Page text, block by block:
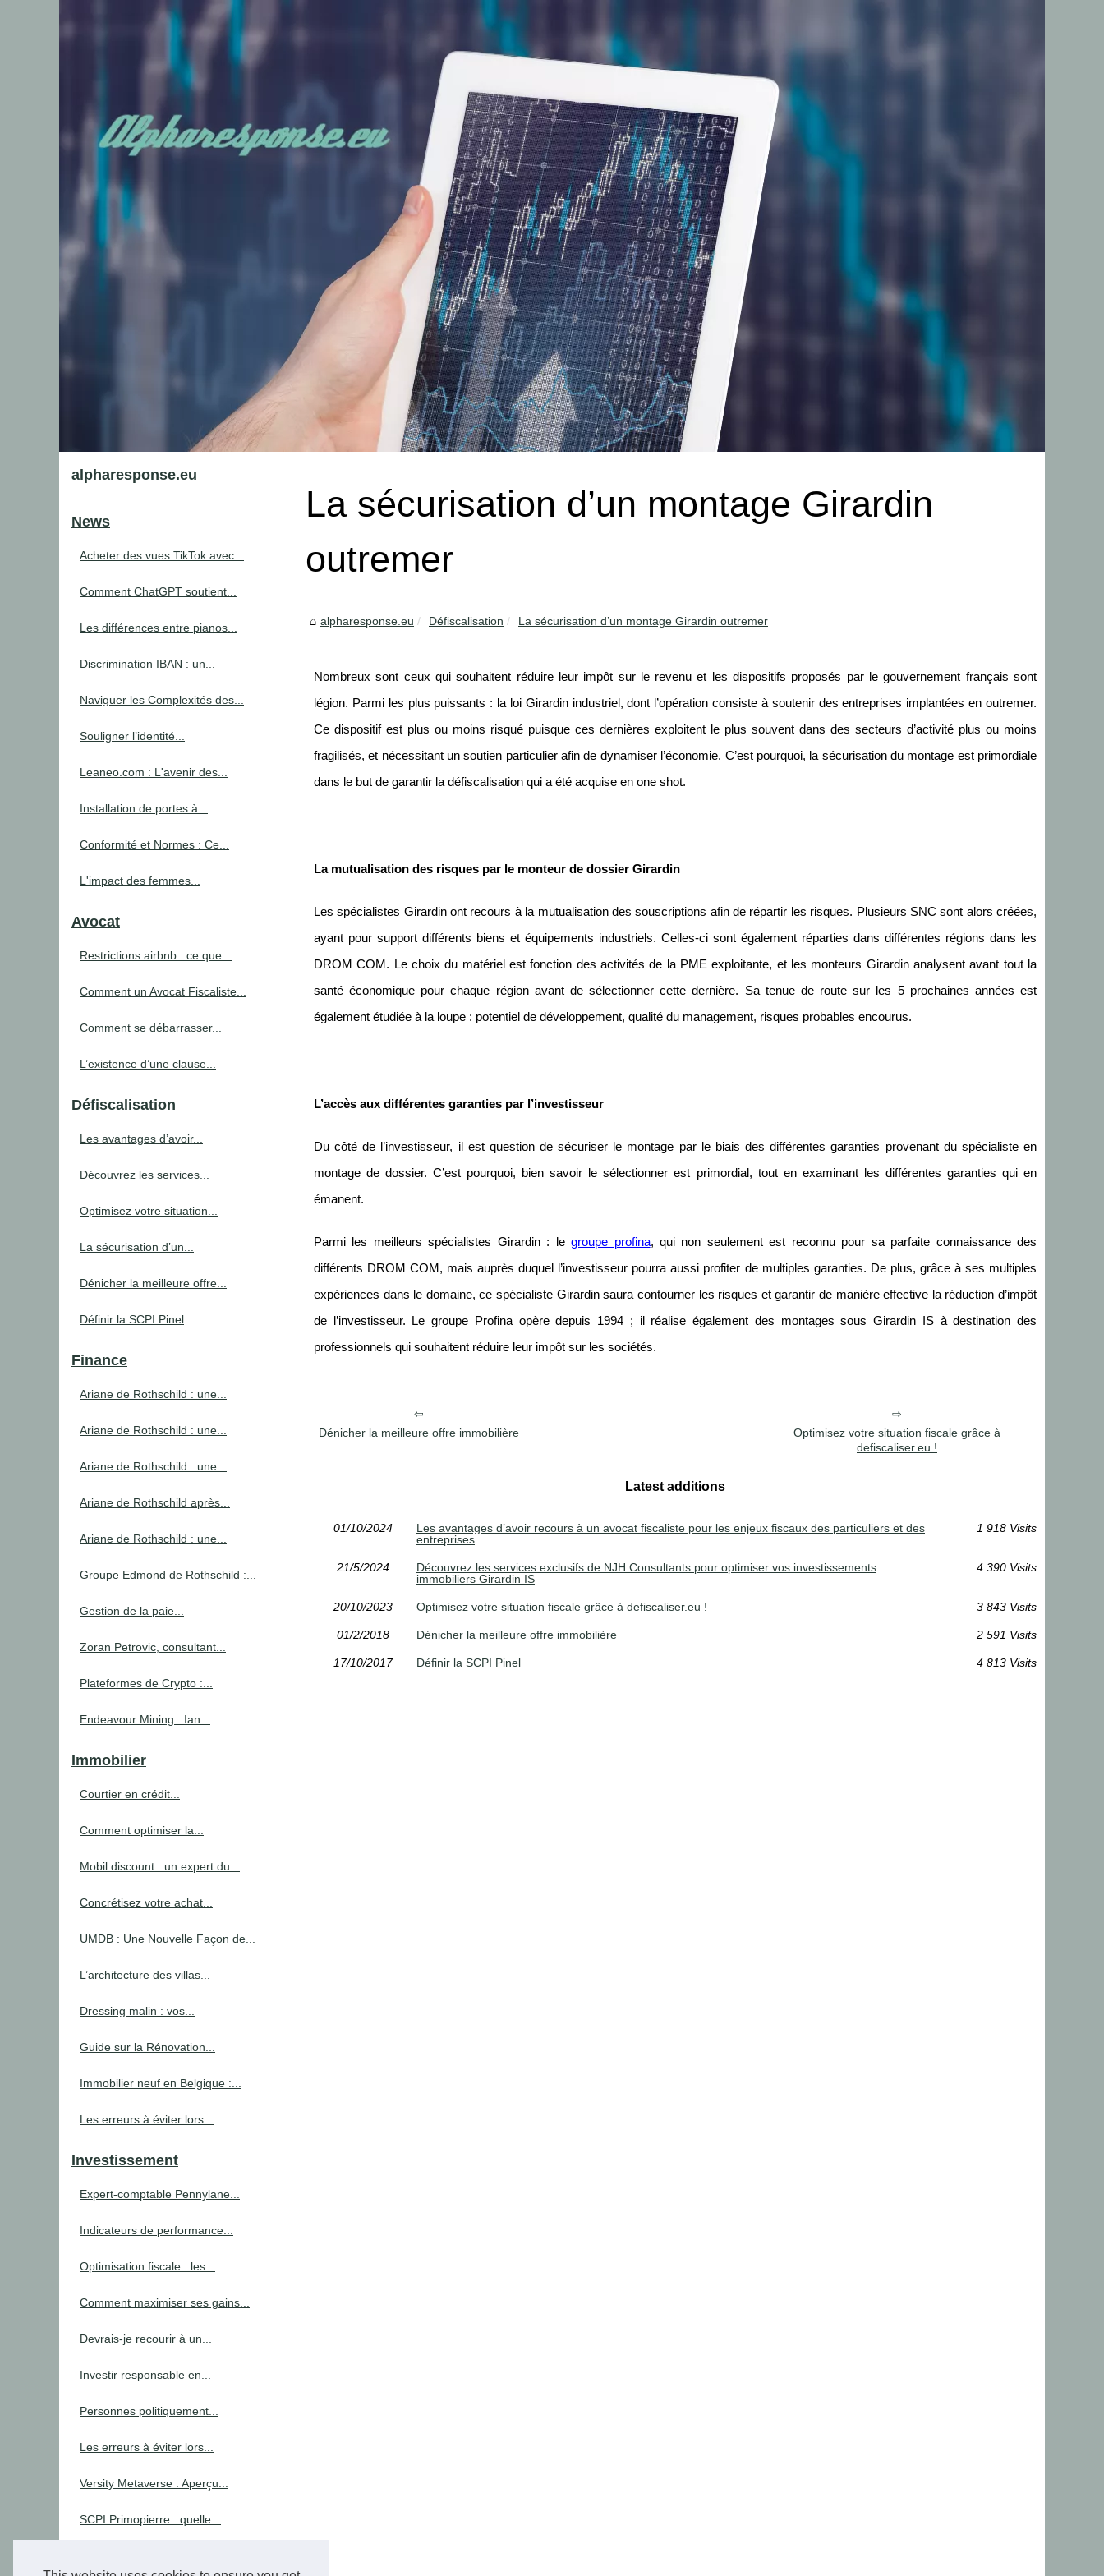
La sécurisation d’un montage Girardin
outremer
alpharesponse.eu Défiscalisation La sécurisation d’un montage Girardin outremer
Nombreux sont ceux qui souhaitent réduire leur impôt sur le revenu et les dispositifs proposés par le gouvernement français sont
légion. Parmi les plus puissants : la loi Girardin industriel, dont l’opération consiste à soutenir des entreprises implantées en outremer.
Ce dispositif est plus ou moins risqué puisque ces dernières exploitent le plus souvent dans des secteurs d’activité plus ou moins
fragilisés, et nécessitant un soutien particulier afin de dynamiser l’économie. C’est pourquoi, la sécurisation du montage est primordiale
dans le but de garantir la défiscalisation qui a été acquise en one shot.
La mutualisation des risques par le monteur de dossier Girardin
Les spécialistes Girardin ont recours à la mutualisation des souscriptions afin de répartir les risques. Plusieurs SNC sont alors créées,
ayant pour support différents biens et équipements industriels. Celles-ci sont également réparties dans différentes régions dans les
DROM COM. Le choix du matériel est fonction des activités de la PME exploitante, et les monteurs Girardin analysent avant tout la
santé économique pour chaque région avant de sélectionner cette dernière. Sa tenue de route sur les 5 prochaines années est
également étudiée à la loupe : potentiel de développement, qualité du management, risques probables encourus.
L’accès aux différentes garanties par l’investisseur
Du côté de l’investisseur, il est question de sécuriser le montage par le biais des différentes garanties provenant du spécialiste en
montage de dossier. C’est pourquoi, bien savoir le sélectionner est primordial, tout en examinant les différentes garanties qui en
émanent.
Parmi les meilleurs spécialistes Girardin : legroupe profina, qui non seulement est reconnu pour sa parfaite connaissance des
différents DROM COM, mais auprès duquel l’investisseur pourra aussi profiter de multiples garanties. De plus, grâce à ses multiples
expériences dans le domaine, ce spécialiste Girardin saura contourner les risques et garantir de manière effective la réduction d’impôt
de l’investisseur. Le groupe Profina opère depuis 1994 ; il réalise également des montages sous Girardin IS à destination des
professionnels qui souhaitent réduire leur impôt sur les sociétés.
Dénicher la meilleure offre immobilière
Optimisez votre situation fiscale grâce à
defiscaliser.eu !
Latest additions
01/10/2024
Les avantages d’avoir recours à un avocat fiscaliste pour les enjeux fiscaux des particuliers et des
entreprises
1 918 Visits
21/5/2024
Découvrez les services exclusifs de NJH Consultants pour optimiser vos investissements
immobiliers Girardin IS
4 390 Visits
20/10/2023 Optimisez votre situation fiscale grâce à defiscaliser.eu ! 3 843 Visits
01/2/2018 Dénicher la meilleure offre immobilière 2 591 Visits
17/10/2017 Définir la SCPI Pinel 4 813 Visits
alpharesponse.eu
News
Acheter des vues TikTok avec...
Comment ChatGPT soutient...
Les différences entre pianos...
Discrimination IBAN : un...
Naviguer les Complexités des...
Souligner l’identité...
Leaneo.com : L'avenir des...
Installation de portes à...
Conformité et Normes : Ce...
L'impact des femmes...
Avocat
Restrictions airbnb : ce que...
Comment un Avocat Fiscaliste...
Comment se débarrasser...
L’existence d’une clause...
Défiscalisation
Les avantages d’avoir...
Découvrez les services...
Optimisez votre situation...
La sécurisation d’un...
Dénicher la meilleure offre...
Définir la SCPI Pinel
Finance
Ariane de Rothschild : une...
Ariane de Rothschild : une...
Ariane de Rothschild : une...
Ariane de Rothschild après...
Ariane de Rothschild : une...
Groupe Edmond de Rothschild :...
Gestion de la paie...
Zoran Petrovic, consultant...
Plateformes de Crypto :...
Endeavour Mining : Ian...
Immobilier
Courtier en crédit...
Comment optimiser la...
Mobil discount : un expert du...
Concrétisez votre achat...
UMDB : Une Nouvelle Façon de...
L’architecture des villas...
Dressing malin : vos...
Guide sur la Rénovation...
Immobilier neuf en Belgique :...
Les erreurs à éviter lors...
Investissement
Expert-comptable Pennylane...
Indicateurs de performance...
Optimisation fiscale : les...
Comment maximiser ses gains...
Devrais-je recourir à un...
Investir responsable en...
Personnes politiquement...
Les erreurs à éviter lors...
Versity Metaverse : Aperçu...
SCPI Primopierre : quelle...